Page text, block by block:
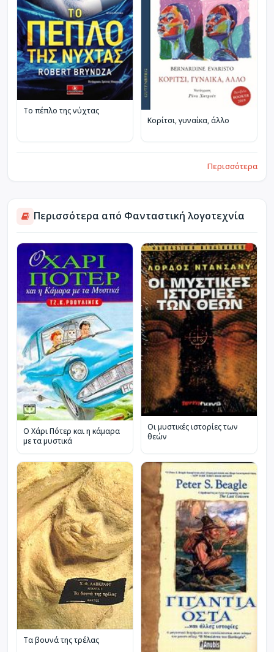
Το πέπλο της νύχτας
Κορίτσι, γυναίκα, άλλο
Περισσότερα
Περισσότερα από Φανταστική λογοτεχνία
Ο Χάρι Πότερ και η κάμαρα
με τα μυστικά
Οι μυστικές ιστορίες των
θεών
Τα βουνά της τρέλας